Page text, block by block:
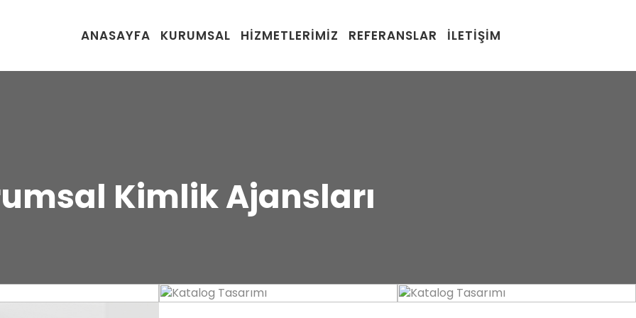
ANASAYFA KURUMSAL HIZMETLERIMIZ REFERANSLAR İLETIŞIM
Kimlik Ajansları